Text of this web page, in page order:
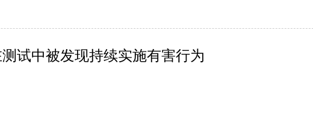
试中被发现持续实施有害行为